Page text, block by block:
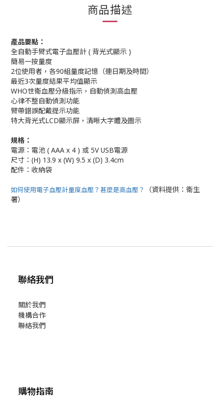
商品描述
產品要點：
全自動手臂式電子血壓計 ( 背光式顯示 )
簡易一按量度
2位使用者，各90組量度記憶（連日期及時間）
最近3次量度結果平均值顯示
WHO世衛血壓分級指示，自動偵測高血壓
心律不整自動偵測功能
臂帶錯誤配戴提示功能
特大背光式LCD顯示屏，清晰大字體及圖示
規格：
電源：電池 ( AAA x 4 ) 或 5V USB電源
尺寸：(H) 13.9 x (W) 9.5 x (D) 3.4cm
配件：收納袋
如何使用電子血壓計量度血壓？甚麼是高血壓？
（資料提供：衛生
署）
聯絡我們
關於我們
機構合作
聯絡我們
購物指南